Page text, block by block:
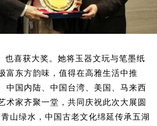
也喜获大奖。她将玉器文玩与笔墨纸
富东方韵味，值得在高雅生活中推
国内陆、中国台湾、美国、马来西
术家齐聚一堂，共同庆祝此次大展圆
绿水，中国古老文化绵延传承五湖